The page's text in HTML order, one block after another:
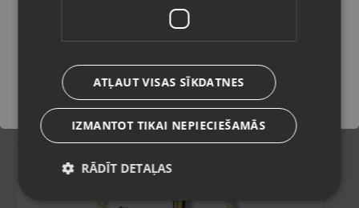
Stāvoklis Jauns (Garantija 24 mēneši)
€
Saglabāt
ATĻAUT VISAS SĪKDATNES
IZMANTOT TIKAI NEPIECIEŠAMĀS
RĀDĪT DETAĻAS